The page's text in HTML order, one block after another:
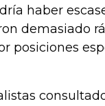
haber
demasiado
posiciones